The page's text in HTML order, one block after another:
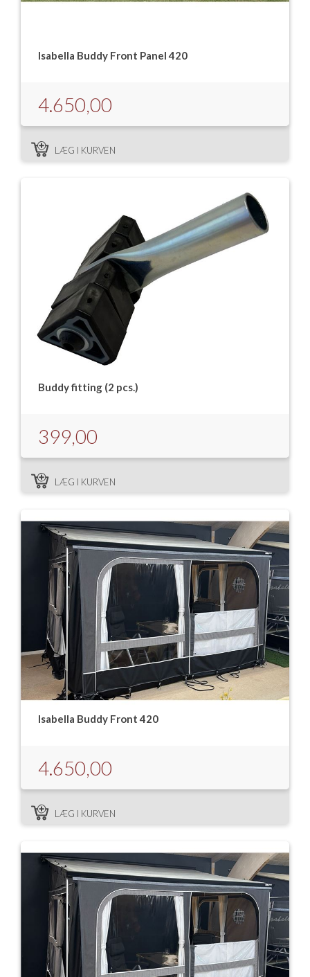
Isabella Buddy Front Panel 420
4.650,00
LÆG I KURVEN
Buddy fitting (2 pcs.)
399,00
LÆG I KURVEN
Isabella Buddy Front 420
4.650,00
LÆG I KURVEN